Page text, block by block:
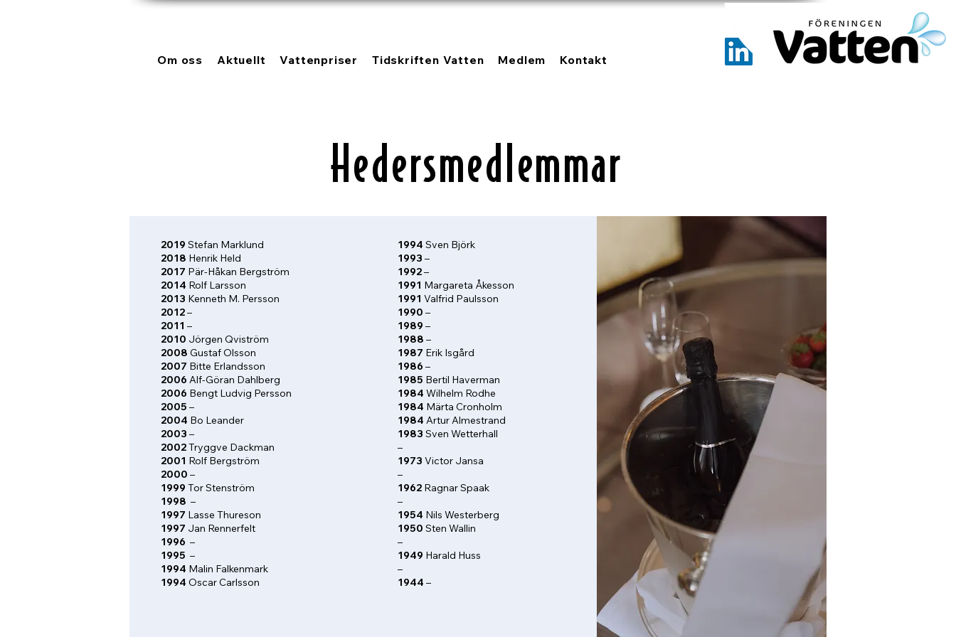
Om oss Aktuellt Vattenpriser Tidskriften Vatten Medlem Kontakt
Hedersmedlemmar
2019 Stefan Marklund
2018 Henrik Held
2017 Pär-Håkan Bergström
2014 Rolf Larsson
2013 Kenneth M. Persson
2012–
2011 –
2010 Jörgen Qviström
2008 Gustaf Olsson
2007 Bitte Erlandsson
2006 Alf-Göran Dahlberg
2006 Bengt Ludvig Persson
2005 –
2004 Bo Leander
2003 –
2002Tryggve Dackman
2001 Rolf Bergström
2000 –
1999 Tor Stenström
1998 –
1997 Lasse Thureson
1997 Jan Rennerfelt
1996 –
1995 –
1994 Malin Falkenmark
1994 Oscar Carlsson
1994 Sven Björk
1993 –
1992–
1991 Margareta Åkesson
1991 Valfrid Paulsson
1990 –
1989 –
1988 –
1987 Erik Isgård
1986 –
1985 Bertil Haverman
1984 Wilhelm Rodhe
1984 Märta Cronholm
1984 Artur Almestrand
1983 Sven Wetterhall
–
1973 Victor Jansa
–
1962 Ragnar Spaak
–
1954 Nils Westerberg
1950 Sten Wallin
–
1949 Harald Huss
–
1944 –